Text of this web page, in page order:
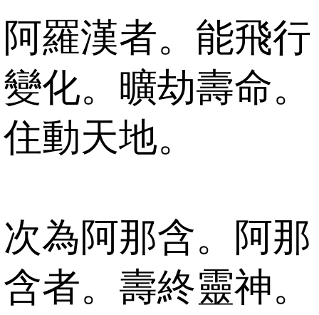
阿羅漢者。能飛行
變化。曠劫壽命。
住動天地。
次為阿那含。阿那
含者。壽終靈神。